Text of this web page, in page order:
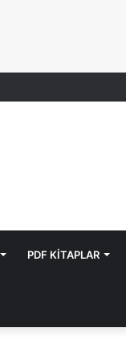
PDF KİTAPLAR